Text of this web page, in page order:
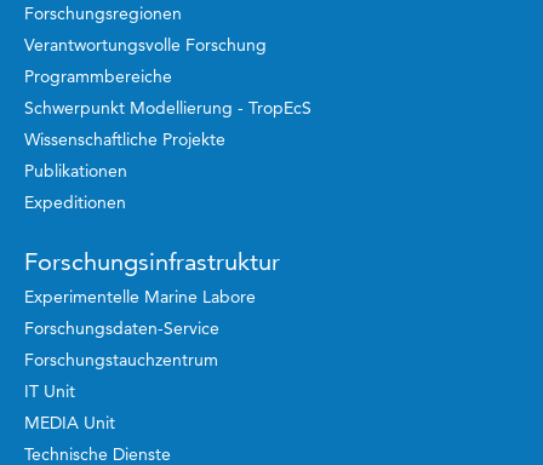
Forschungsregionen
Verantwortungsvolle Forschung
Programmbereiche
Schwerpunkt Modellierung - TropEcS
Wissenschaftliche Projekte
Publikationen
Expeditionen
Forschungsinfrastruktur
Experimentelle Marine Labore
Forschungsdaten-Service
Forschungstauchzentrum
IT Unit
MEDIA Unit
Technische Dienste